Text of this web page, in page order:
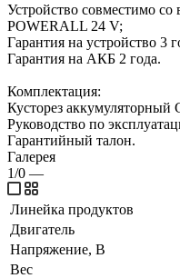
Устройство совместимо
POWERALL 24 V;
Гарантия на устройство 3
Гарантия на АКБ 2 года.
Комплектация:
Кусторез аккумуляторный
Руководство по
Гарантийный талон.
Галерея
1/0 —
Линейка продуктов
Двигатель
Напряжение, В
Вес